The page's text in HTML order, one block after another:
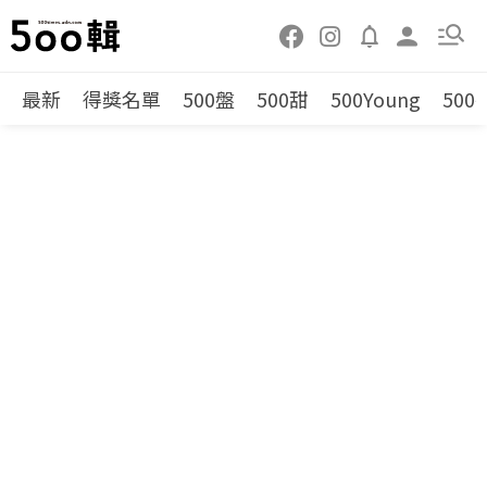
最新 得獎名單 500盤 500甜 500Young 500